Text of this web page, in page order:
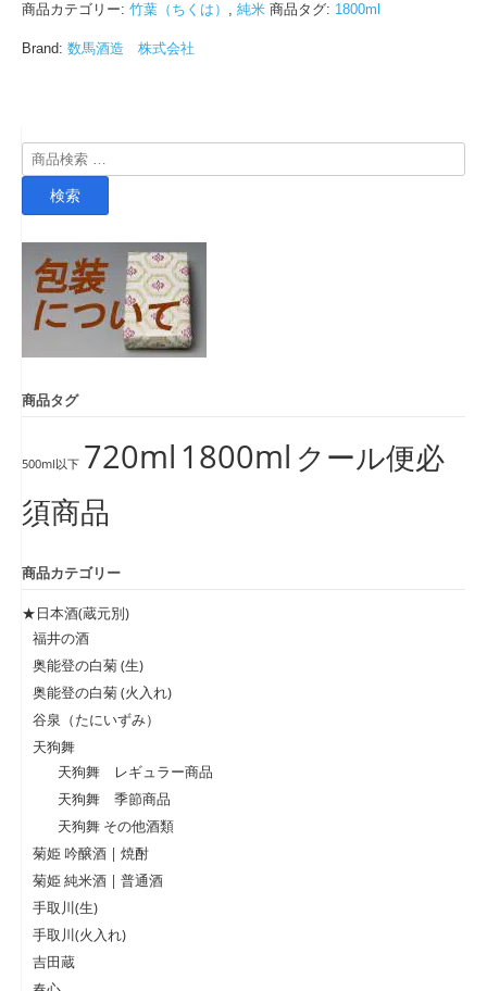
商品カテゴリー: 竹葉（ちくは） , 純米 商品タグ: 1800ml
Brand: 数馬酒造 株式会社
検
索
検索
商品タグ
500ml以下 720ml 1800ml クール便必
須商品
商品カテゴリー
★日本酒(蔵元別)
福井の酒
奥能登の白菊 (生)
奥能登の白菊 (火入れ)
谷泉（たにいずみ）
天狗舞
天狗舞 レギュラー商品
天狗舞 季節商品
天狗舞 その他酒類
菊姫 吟醸酒 | 焼酎
菊姫 純米酒 | 普通酒
手取川(生)
手取川(火入れ)
吉田蔵